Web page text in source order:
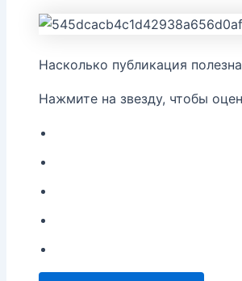
Насколько публикация
Нажмите на звезду, чтобы